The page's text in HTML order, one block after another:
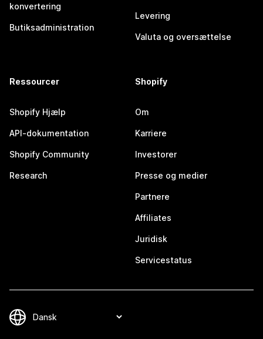
konvertering
Butiksadministration
Levering
Valuta og oversættelse
Ressourcer
Shopify Hjælp
API-dokumentation
Shopify Community
Research
Shopify
Om
Karriere
Investorer
Presse og medier
Partnere
Affiliates
Juridisk
Servicestatus